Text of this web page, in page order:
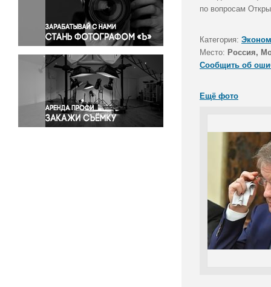
Правосудие
Происшествия и конфликты
Религия
Светская жизнь
Спорт
Экология
Экономика и бизнес
по вопросам
Категория:
Место: Россия,
Сообщить об
Ещё фото